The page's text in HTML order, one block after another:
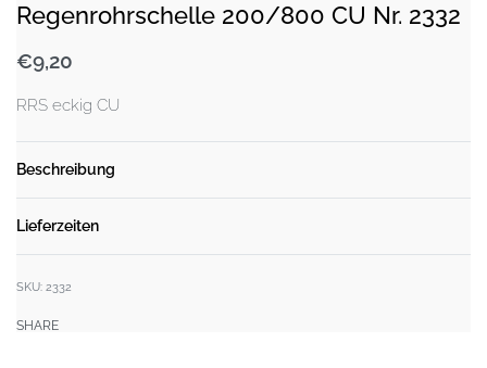
Regenrohrschelle 200/800 CU Nr. 2332
€9,20
RRS eckig CU
Beschreibung
Lieferzeiten
SKU: 2332
SHARE